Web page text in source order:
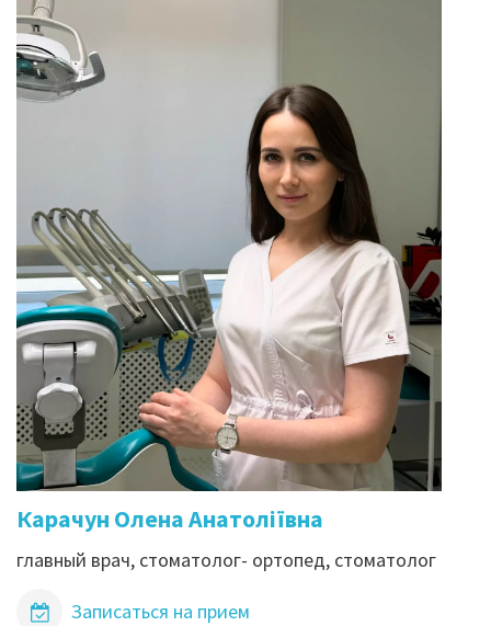
Карачун Олена Анатоліївна
главный врач, стоматолог- ортопед, стоматолог
Записаться на прием